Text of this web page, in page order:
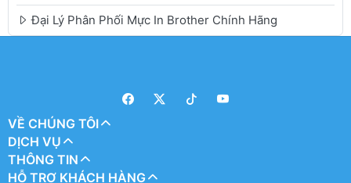
Đại Lý Phân Phối Mực In Brother Chính Hãng
VỀ CHÚNG TÔI
DỊCH VỤ
THÔNG TIN
HỖ TRỢ KHÁCH HÀNG